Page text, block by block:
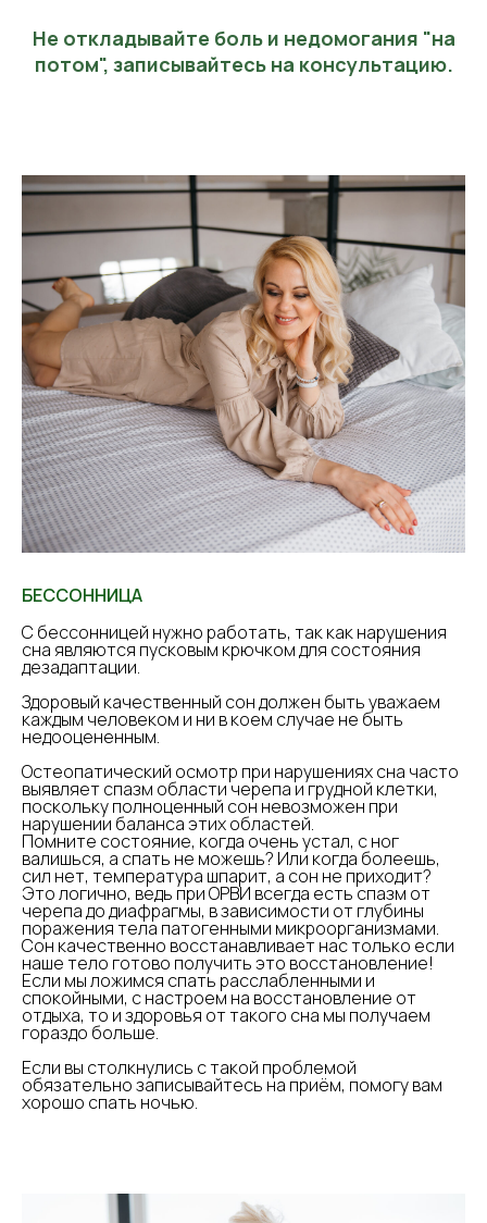
Не откладывайте боль и недомогания "на
потом", записывайтесь на консультацию.
БЕССОННИЦА
С бессонницей нужно работать, так как нарушения
сна являются пусковым крючком для состояния
дезадаптации.
Здоровый качественный сон должен быть уважаем
каждым человеком и ни в коем случае не быть
недооцененным.
Остеопатический осмотр при нарушениях сна часто
выявляет спазм области черепа и грудной клетки,
поскольку полноценный сон невозможен при
нарушении баланса этих областей.
Помните состояние, когда очень устал, с ног
валишься, а спать не можешь? Или когда болеешь,
сил нет, температура шпарит, а сон не приходит?
Это логично, ведь при ОРВИ всегда есть спазм от
черепа до диафрагмы, в зависимости от глубины
поражения тела патогенными микроорганизмами.
Сон качественно восстанавливает нас только если
наше тело готово получить это восстановление!
Если мы ложимся спать расслабленными и
спокойными, с настроем на восстановление от
отдыха, то и здоровья от такого сна мы получаем
гораздо больше.
Если вы столкнулись с такой проблемой
обязательно записывайтесь на приём, помогу вам
хорошо спать ночью.